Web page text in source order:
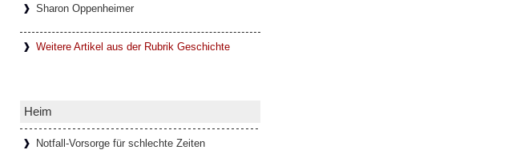
Sharon Oppenheimer
Weitere Artikel aus der Rubrik Geschichte
Heim
Notfall-Vorsorge für schlechte Zeiten